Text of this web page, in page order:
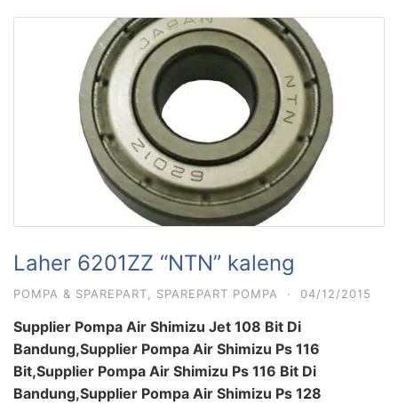
Laher 6201ZZ “NTN” kaleng
POMPA & SPAREPART SPAREPART POMPA · 04/12/2015
Supplier Pompa Air Shimizu Jet 108 Bit Di
Bandung,Supplier Pompa Air Shimizu Ps 116
Bit,Supplier Pompa Air Shimizu Ps 116 Bit Di
Bandung,Supplier Pompa Air Shimizu Ps 128